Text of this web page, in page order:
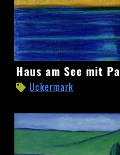
Haus
am
See
mit
Pappeln
Haus am See mit
Uckermark